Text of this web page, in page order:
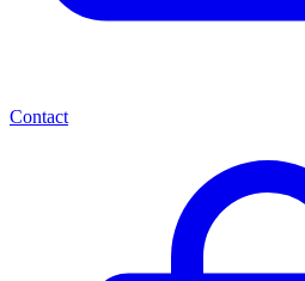
Contact